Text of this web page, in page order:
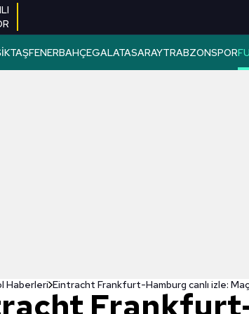
FENERBAHÇEGALATASARAYTRABZONSPOR
Haberleri Eintracht Frankfurt-Hamburg canlı izle: